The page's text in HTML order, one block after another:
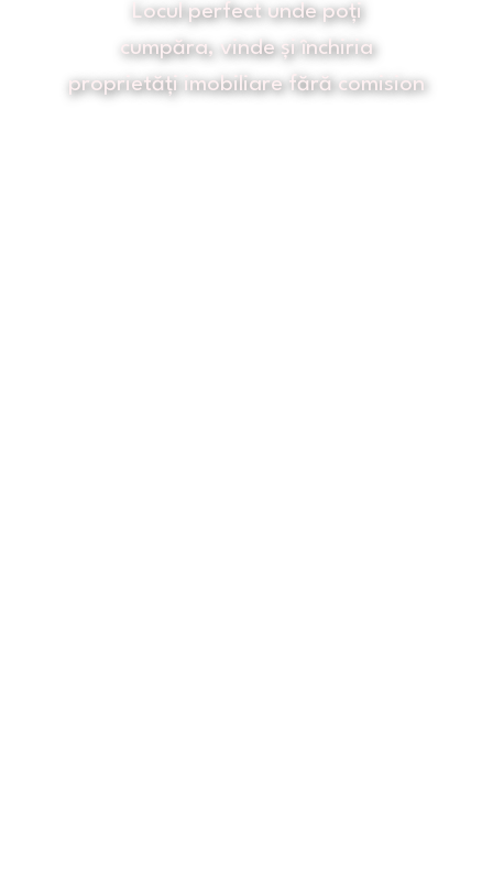
Locul perfect unde poți
cumpăra, vinde și închiria
proprietăți imobiliare fără comision